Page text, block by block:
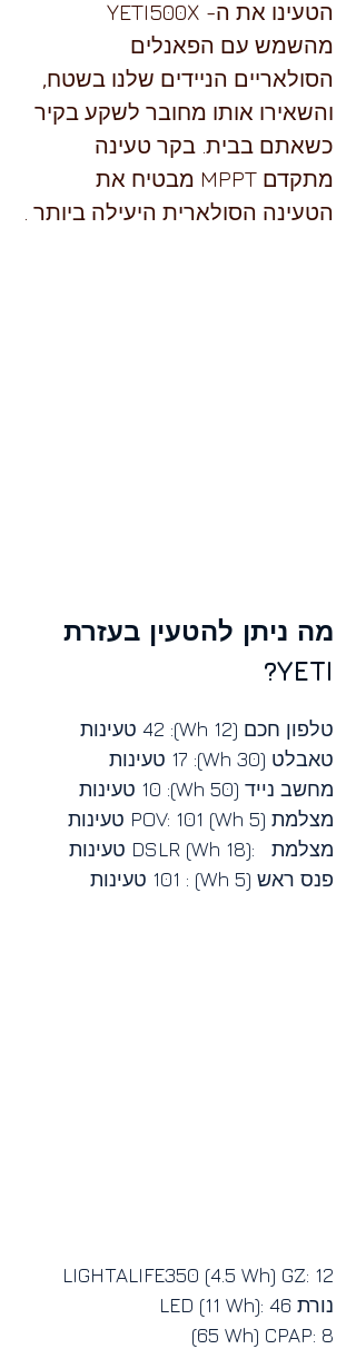
מהשמש עם הפאנלים
הסולאריים הניידים שלנו בשטח,
והשאירו אותו מחובר לשקע בקיר
כשאתם בבית. בקר טעינה
מתקדם MPPT מבטיח את
הטעינה הסולארית היעילה ביותר .
מה ניתן להטעין בעזרת
YETI?
טלפון חכם (12 Wh): 42 טעינות
טאבלט (30 Wh): 17 טעינות
מחשב נייד (50 Wh): 10 טעינות
מצלמת (5 Wh) POV: 101 טעינות
מצלמת   :(18 Wh) DSLR טעינות
פנס ראש (5 Wh) : 101 טעינות
LIGHTALIFE350 (4.5 Wh) GZ: 12
נורת LED (11 Wh): 46
(65 Wh) CPAP: 8